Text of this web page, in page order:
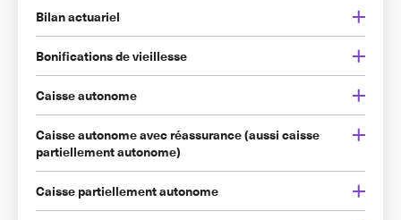
Bilan actuariel
Bonifications de vieillesse
Caisse autonome
Caisse autonome avec réassurance (aussi caisse
partiellement autonome)
Caisse partiellement autonome